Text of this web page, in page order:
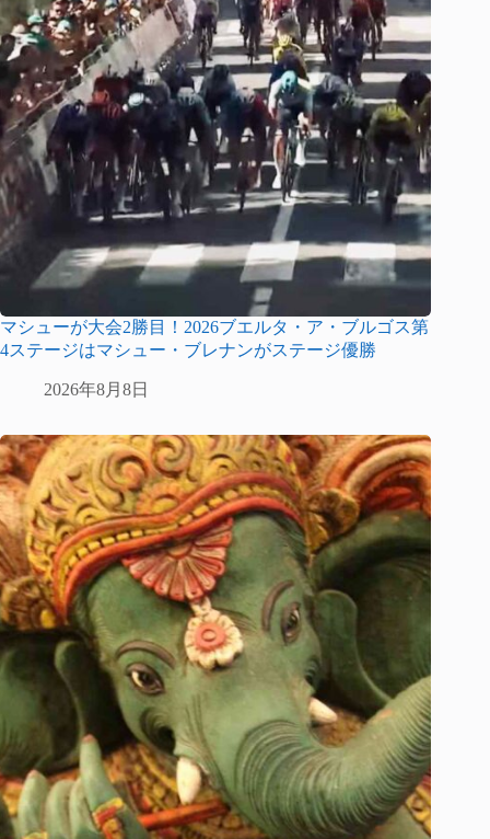
マシューが大会2勝目！2026ブエルタ・ア・ブルゴス第
4ステージはマシュー・ブレナンがステージ優勝
2026年8月8日